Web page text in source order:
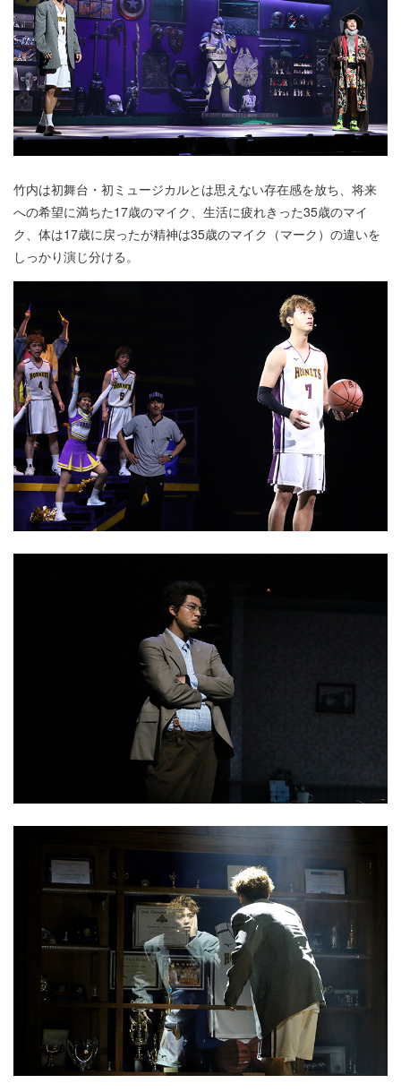
竹内は初舞台・初ミュージカルとは思えない存在感を放ち、将来
への希望に満ちた17歳のマイク、生活に疲れきった35歳のマイ
ク、体は17歳に戻ったが精神は35歳のマイク（マーク）の違いを
しっかり演じ分ける。